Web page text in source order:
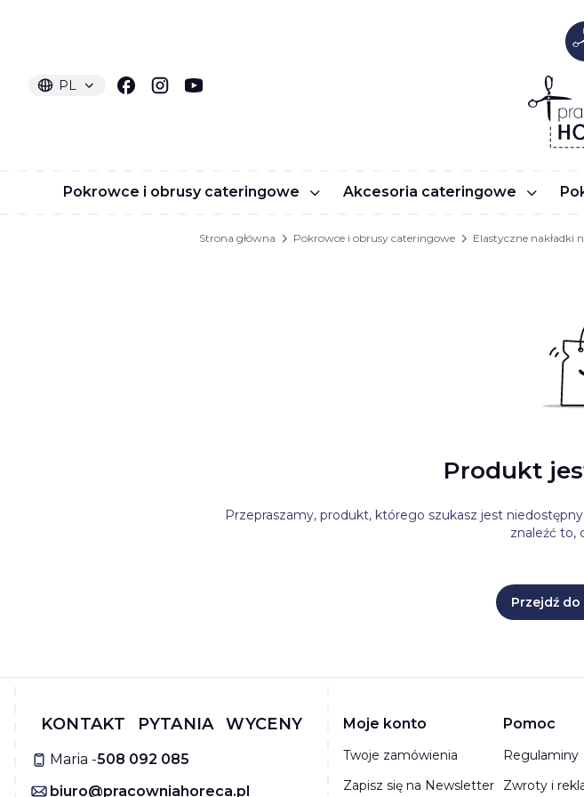
Wybrany język:
PL
polski
Pokrowce i obrusy cateringowe Akcesoria cateringowe
Strona główna Pokrowce i obrusy cateringowe Elastyczne nakładki
Produkt
Przepraszamy, produkt, którego szukasz jest
znaleźć to,
Przejdź
KONTAKT PYTANIA WYCENY
Maria -508 092 085
biuro@pracowniahoreca.pl
Linki w stopce
Moje konto
Twoje zamówienia
Zapisz się na Newsletter
Pomoc
Regulaminy
Zwroty i